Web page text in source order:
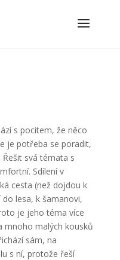
s pocitem, že něco
je potřeba se poradit,
svá témata s
Sdílení v
cesta (než dojdou k
do lesa, k šamanovi,
je jeho téma více
mnoho malých kousků
sám, na
s ní, protože řeší